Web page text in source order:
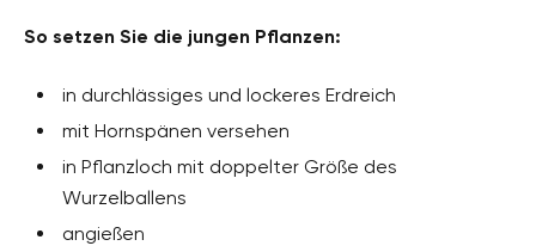
So setzen Sie die jungen Pflanzen:
in durchlässiges und lockeres Erdreich
mit Hornspänen versehen
in Pflanzloch mit doppelter Größe des
Wurzelballens
angießen